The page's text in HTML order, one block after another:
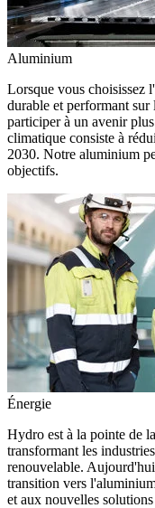
Aluminium
Lorsque vous choisissez
durable et performant
participer à un avenir
climatique consiste à
2030. Notre aluminium
objectifs.
Énergie
Hydro est à la pointe de
transformant les
renouvelable.
transition vers
et aux nouvelles